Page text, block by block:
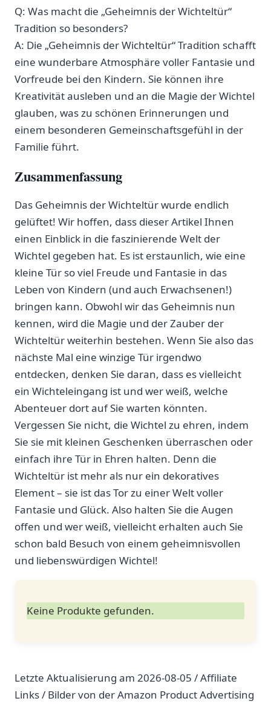
Q: Was macht die „Geheimnis der Wichteltür“
Tradition so besonders?
A: ‍Die „Geheimnis der Wichteltür“ Tradition schafft
eine⁢ wunderbare Atmosphäre voller Fantasie und
Vorfreude bei den Kindern. Sie können ihre
‌Kreativität ausleben und an die ‌Magie der Wichtel
⁤glauben,‍ was zu schönen Erinnerungen ⁣und‍
einem besonderen Gemeinschaftsgefühl in der
‍Familie führt.
Zusammenfassung
Das Geheimnis ⁢der Wichteltür wurde‌ endlich
gelüftet! Wir hoffen, dass ‌dieser Artikel Ihnen​
einen Einblick in ⁤die faszinierende Welt⁢ der
Wichtel gegeben hat. Es ist erstaunlich, wie eine
kleine Tür so viel Freude und ⁢Fantasie in das
Leben von Kindern (und auch ⁢Erwachsenen!)
bringen kann. Obwohl wir⁢ das Geheimnis nun
kennen, wird die Magie und‍ der Zauber der
Wichteltür weiterhin bestehen. ‍Wenn Sie also das
nächste Mal eine winzige ⁤Tür irgendwo
entdecken, denken Sie daran, dass es​ vielleicht
ein Wichteleingang ist und‍ wer weiß, welche
Abenteuer dort auf Sie‍ warten könnten.
Vergessen ⁤Sie‌ nicht, ​die Wichtel zu ehren, indem
Sie sie mit‌ kleinen Geschenken überraschen oder
einfach ihre Tür‌ in ⁤Ehren halten. Denn die
Wichteltür ist ‍mehr als nur ein dekoratives
Element – ‍sie ist das Tor zu‍ einer Welt voller
Fantasie und Glück. Also halten Sie die Augen
offen und wer⁢ weiß, vielleicht erhalten auch Sie
schon bald Besuch von einem geheimnisvollen
und liebenswürdigen Wichtel!
Keine Produkte gefunden.
Letzte Aktualisierung am 2026-08-05 / Affiliate
Links / Bilder von der Amazon Product Advertising